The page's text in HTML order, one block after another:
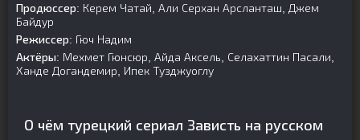
Продюссер: Керем Чатай, Али Серхан Арсланташ, Джем
Байдур
Режиссер: Гюч Надим
Актёры: Мехмет Гюнсюр, Айда Аксель, Селахаттин Пасали,
Ханде Догандемир, Ипек Тузджуоглу
О чём турецкий сериал Зависть на русском